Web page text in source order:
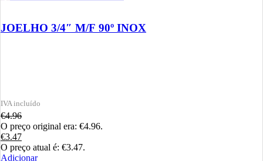
JOELHO 3/4″ M/F 90º INOX
€4.96
O preço original era: €4.96.
€3.47
O preço atual é: €3.47.
Adicionar